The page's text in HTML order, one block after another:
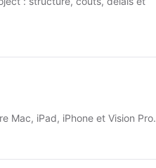
Mac, iPad, iPhone et Vision Pro.